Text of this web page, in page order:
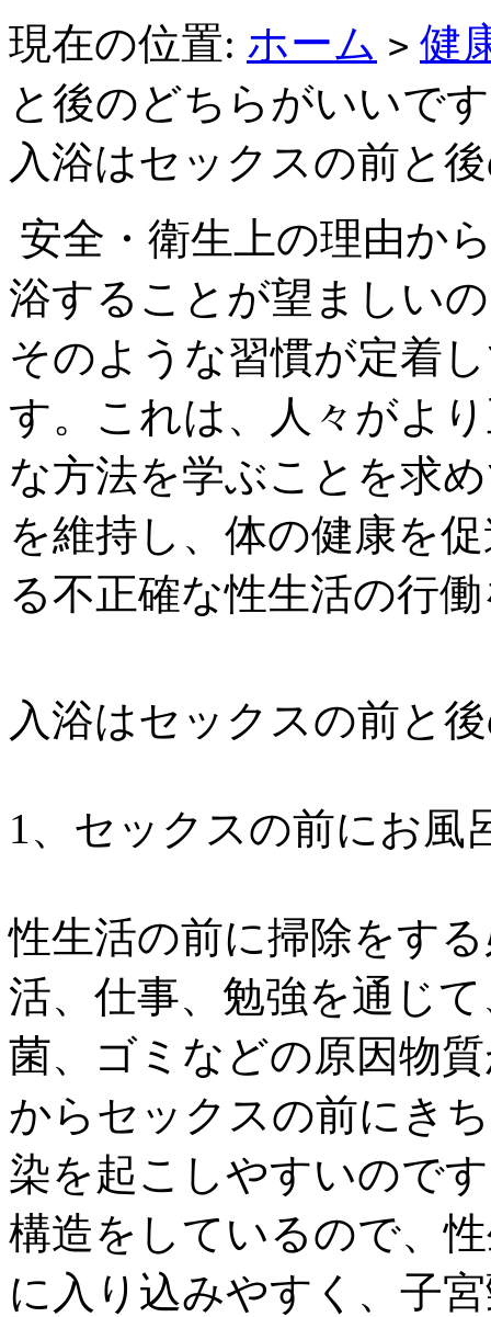
現在の位置: ホーム > 健
と後のどちらがいいで
入浴はセックスの前と
安全・衛生上の理由か
浴することが望ましい
そのような習慣が定着
す。これは、人々がよ
な方法を学ぶことを求
を維持し、体の健康を
る不正確な性生活の行
入浴はセックスの前と
1、セックスの前にお風
性生活の前に掃除をす
活、仕事、勉強を通じ
菌、ゴミなどの原因物
からセックスの前にき
染を起こしやすいので
構造をしているので、
に入り込みやすく、子